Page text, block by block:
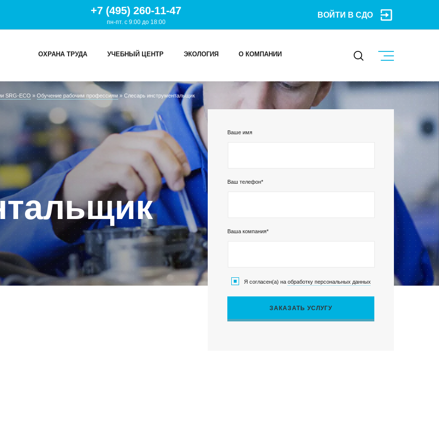
+7 (495) 260-11-47
пн-пт. с 9:00 до 18:00
ВОЙТИ В СДО
ОХРАНА ТРУДА УЧЕБНЫЙ ЦЕНТР ЭКОЛОГИЯ О КОМПАНИИ
ЦЕНТР
КОНТАКТЫ
Условия использования файлов cookie
SRG-ECO » Обучение рабочим профессиям » Слесарь инструментальщик
Ваше имя
Ваш телефон*
Ваша компания*
Я согласен(а) на обработку персональных данных
ЗАКАЗАТЬ УСЛУГУ